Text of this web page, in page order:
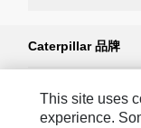
Caterpillar 品牌
Caterpillar.com
This site uses
experience.